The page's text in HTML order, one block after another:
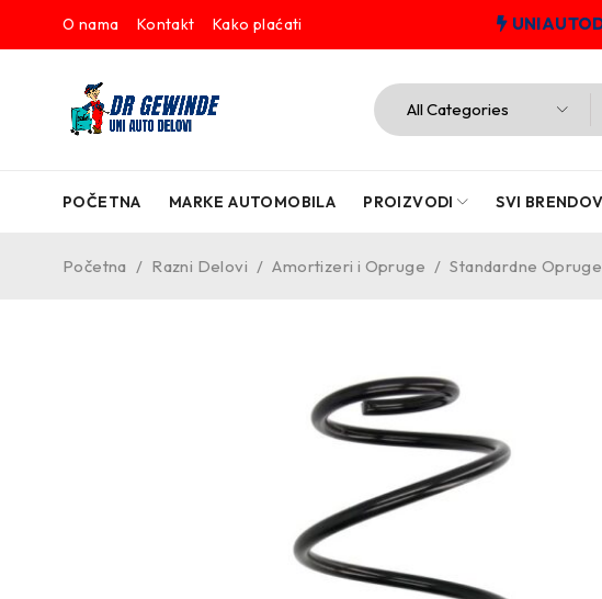
O nama Kontakt Kako plaćati
POČETNA MARKE AUTOMOBILA PROIZVODI SVI
Početna / Razni Delovi / Amortizeri i Opruge / Standardne